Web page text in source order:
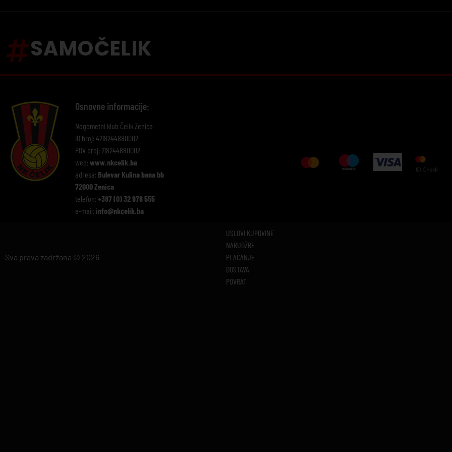
SAMOČELIK
Osnovne informacije:
Nogometni klub Čelik Zenica
ID broj: 4218244880002
PDV broj: 218244880002
web: www.nkcelik.ba
adresa: Bulevar Kulina bana bb
72000 Zenica
telefon: +387 (0) 32 978 555
e-mail: info@nkcelik.ba
Sva prava zadržana © 2026
USLOVI KUPOVINE
NARUDŽBE
PLAĆANJE
DOSTAVA
POVRAT